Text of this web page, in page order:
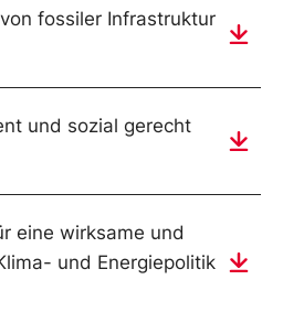
fossiler Infrastruktur
und sozial gerecht
eine wirksame und
und Energiepolitik